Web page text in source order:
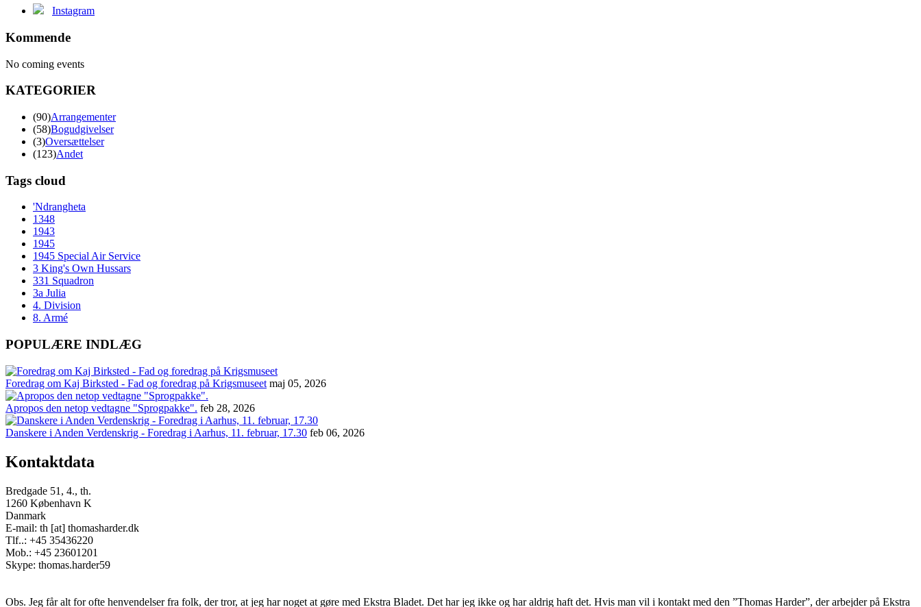
Instagram
Kommende
No coming events
KATEGORIER
(90)Arrangementer
(58)Bogudgivelser
(3)Oversættelser
(123)Andet
Tags cloud
'Ndrangheta
1348
1943
1945
1945 Special Air Service
3 King's Own Hussars
331 Squadron
3a Julia
4. Division
8. Armé
POPULÆRE INDLÆG
Foredrag om Kaj Birksted - Fad og foredrag på Krigsmuseet maj 05, 2026
Apropos den netop vedtagne "Sprogpakke". feb 28, 2026
Danskere i Anden Verdenskrig - Foredrag i Aarhus, 11. februar, 17.30 feb 06, 2026
Kontaktdata
Bredgade 51, 4., th.
1260 København K
Danmark
E-mail: th [at] thomasharder.dk
Tlf..: +45 35436220
Mob.: +45 23601201
Skype: thomas.harder59
Obs. Jeg får alt for ofte henvendelser fra folk, der tror, at jeg har noget at gøre med Ekstra Bladet. Det har jeg ikke og har aldrig haft det. Hvis man vil i kontakt med den ”Thomas Harder”, der arbejder på Ekstra